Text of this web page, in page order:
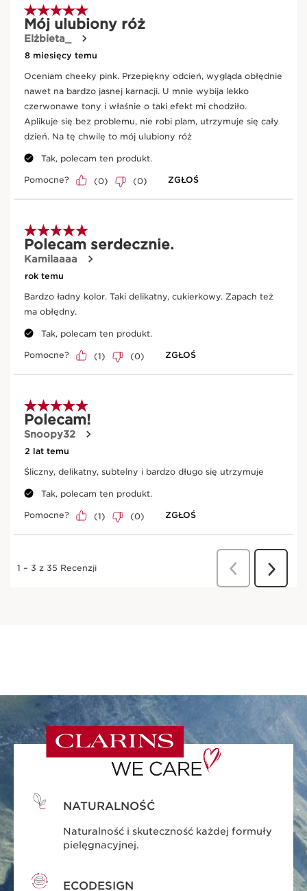
NATURALNOŚĆ
Naturalność i skuteczność każdej formuły
pielęgnacyjnej.
ECODESIGN